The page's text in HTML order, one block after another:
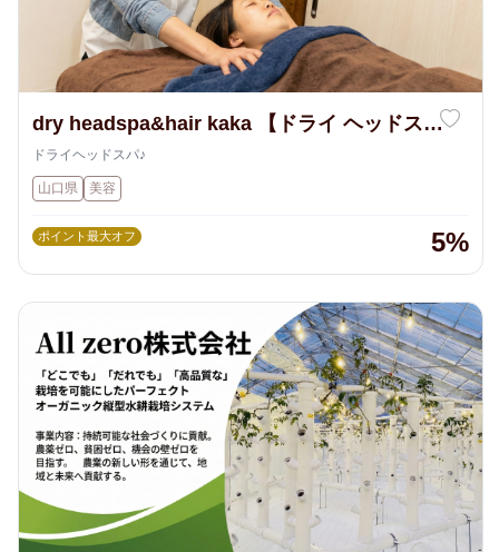
dry headspa&hair kaka 【ドライ ヘッドスパ
アンドヘア カカ】
ドライヘッドスパ♪
山口県 美容
ポイント最大オフ 5%